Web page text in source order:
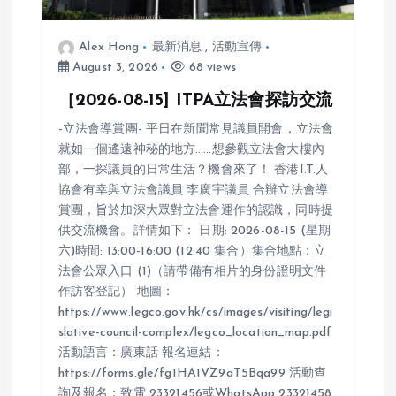
Alex Hong 最新消息 , 活動宣傳
August 3, 2026
68 views
［2026-08-15] ITPA立法會探訪交流
-立法會導賞團- 平日在新聞常見議員開會，立法會
就如一個遙遠神秘的地方……想參觀立法會大樓內
部，一探議員的日常生活？機會來了！ 香港I.T.人
協會有幸與立法會議員 李廣宇議員 合辦立法會導
賞團，旨於加深大眾對立法會運作的認識，同時提
供交流機會。詳情如下： 日期: 2026-08-15 (星期
六)時間: 13:00-16:00 (12:40 集合）集合地點：立
法會公眾入口 (1)（請帶備有相片的身份證明文件
作訪客登記） 地圖：
https://www.legco.gov.hk/cs/images/visiting/legi
slative-council-complex/legco_location_map.pdf
活動語言：廣東話 報名連結：
https://forms.gle/fg1HA1VZ9aT5Bqa99 活動查